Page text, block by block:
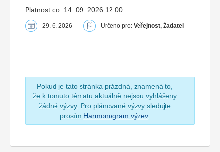
Platnost do: 14. 09. 2026 12:00
29. 6. 2026 Určeno pro: Veřejnost, Žadatel
Pokud je tato stránka prázdná, znamená to,
že k tomuto tématu aktuálně nejsou vyhlášeny
žádné výzvy. Pro plánované výzvy sledujte
prosím Harmonogram výzev.